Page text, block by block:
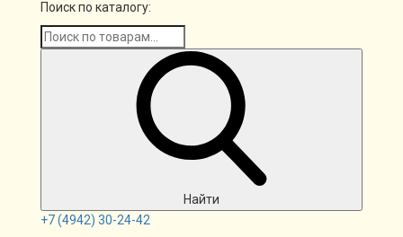
Поиск по каталогу:
Найти
+7(4942) 30-24-42